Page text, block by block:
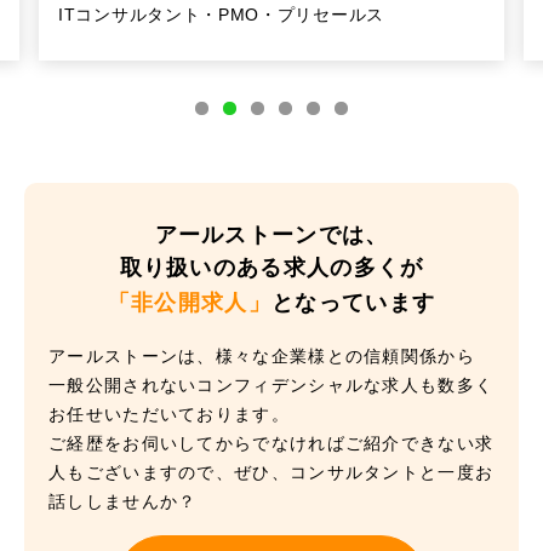
ITコンサルタント・PMO・プリセールス
アールストーンでは、
取り扱いのある求人の多くが
「非公開求人」
となっています
アールストーンは、様々な企業様との信頼関係から
一般公開されないコンフィデンシャルな求人も数多く
お任せいただいております。
ご経歴をお伺いしてからでなければご紹介できない求
人もございますので、ぜひ、コンサルタントと一度お
話ししませんか？